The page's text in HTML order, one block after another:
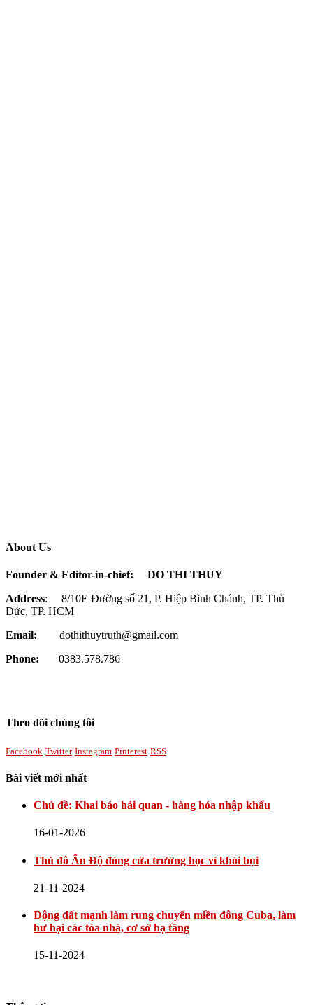
About Us
Founder & Editor-in-chief:
DO THI THUY
Address: 8/10E Đường số 21, P. Hiệp Bình Chánh, TP. Thủ
Đức, TP. HCM
Email: dothithuytruth@gmail.com
Phone: 0383.578.786
Theo dõi chúng tôi
Facebook Twitter Instagram Pinterest RSS
Bài viết mới nhất
Chủ đề: Khai báo hải quan - hàng hóa nhập khẩu
16-01-2026
Thủ đô Ấn Độ đóng cửa trường học vì khói bụi
21-11-2024
Động đất mạnh làm rung chuyển miền đông Cuba, làm
hư hại các tòa nhà, cơ sở hạ tầng
15-11-2024